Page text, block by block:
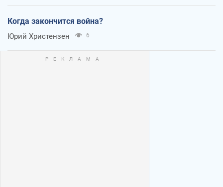
Когда закончится война?
Юрий Христензен 6